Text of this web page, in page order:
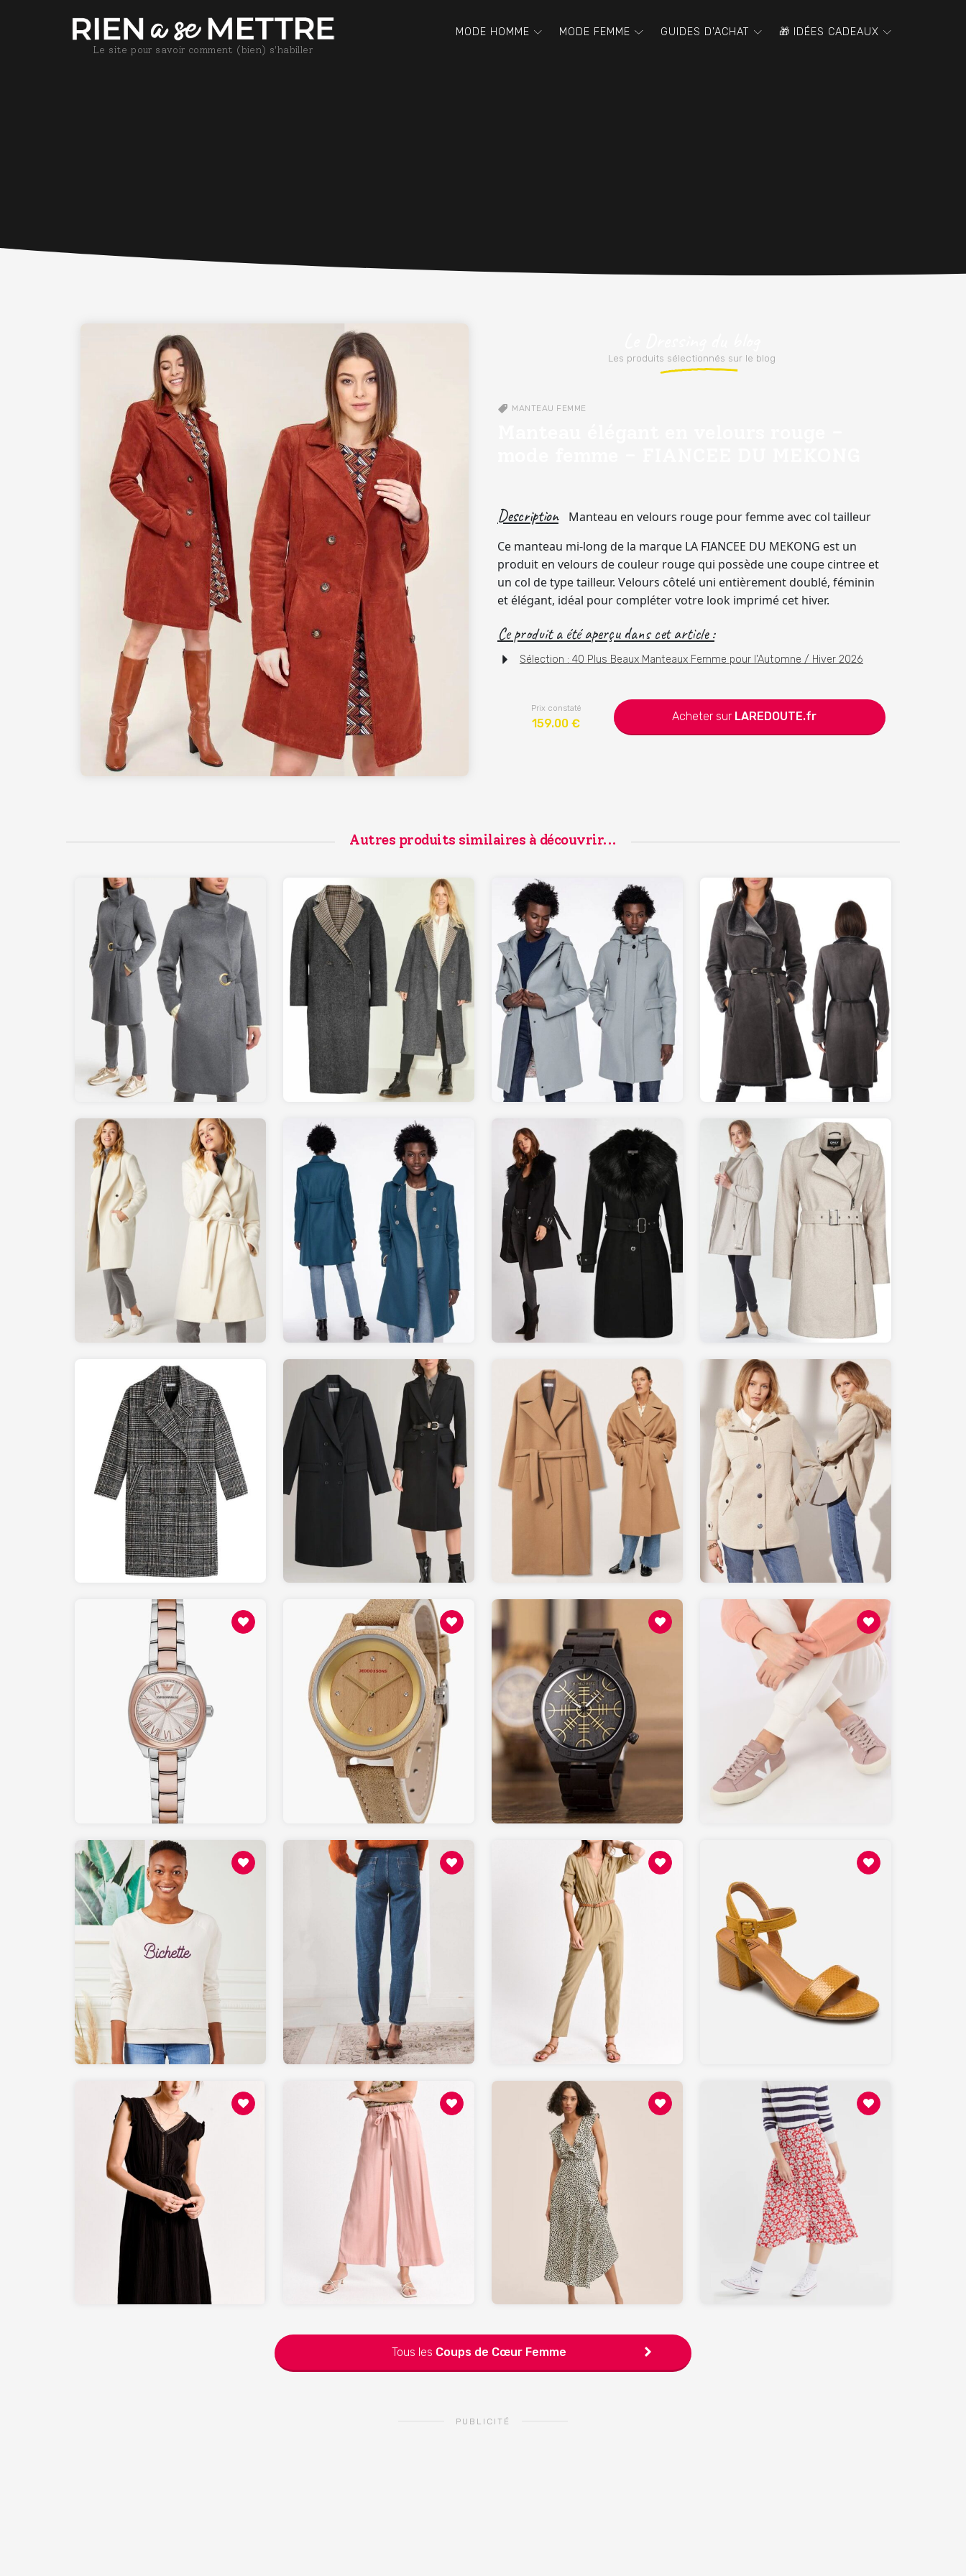
Le site pour savoir comment (bien) s'habiller
MODE HOMME MODE FEMME GUIDES D'ACHAT 🎁 IDÉES CADEAUX
Les produits sélectionnés sur le blog
MANTEAU FEMME
Description
Manteau en velours rouge pour femme avec col tailleur
Ce manteau mi-long de la marque LA FIANCEE DU MEKONG est un
produit en velours de couleur rouge qui possède une coupe cintree et
un col de type tailleur. Velours côtelé uni entièrement doublé, féminin
et élégant, idéal pour compléter votre look imprimé cet hiver.
Ce produit a été aperçu dans cet article :
Sélection : 40 Plus Beaux Manteaux Femme pour l'Automne / Hiver 2026
Prix constaté
159.00€
Acheter sur LAREDOUTE.fr
Autres produits similaires à découvrir...
110.00
LAREDOUTE.fr
199.00
LAREDOUTE.fr
299.00
LAREDOUTE.fr
2080
LA-CANADIENNE.com
259.00
LAREDOUTE.fr
160.00
LAREDOUTE.fr
89.00
SPARTOO.fr
99.00
LAREDOUTE.fr
139.00
LAREDOUTE.fr
149.00 79.00
ETAM.com
159.00
AMAZON.fr
AMAZON.fr
50.00
AMAZON.fr
SARENZA.com
49
MONSIEURTSHIRT.com
109
LEPANTALON.fr
85.48
MOLLYBRACKEN.fr SARENZA.com
88.8
MOLLYBRACKEN.fr MOLLYBRACKEN.fr
69.99
MANGO.com
95
ARMORLUX.com
Tous les Coups de Cœur Femme
PUBLICITÉ